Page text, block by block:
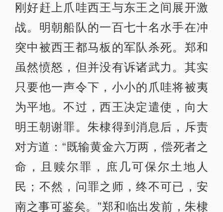
刚好赶上爪哇西王与东王之间展开激
战。明朝船队的一百七十名水手在冲
突中被西王都马板的军队杀死。郑和
虽然愤怒，但并没有诉诸武力。其实
只要他一声令下，小小的爪哇将被夷
为平地。不过，西王决定遣使，向大
明王朝谢罪。朱棣得到消息后，斥责
对方道：“既输黄金六万两，偿死者之
命，且赎尔罪，庶几可保尔土地人
民；不然，问罪之师，终不可已，安
南之事可鉴矣。”郑和临出发前，朱棣